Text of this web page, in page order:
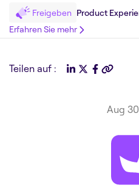
Freigeben Product
Erfahren Sie mehr
Teilen auf :
Aug